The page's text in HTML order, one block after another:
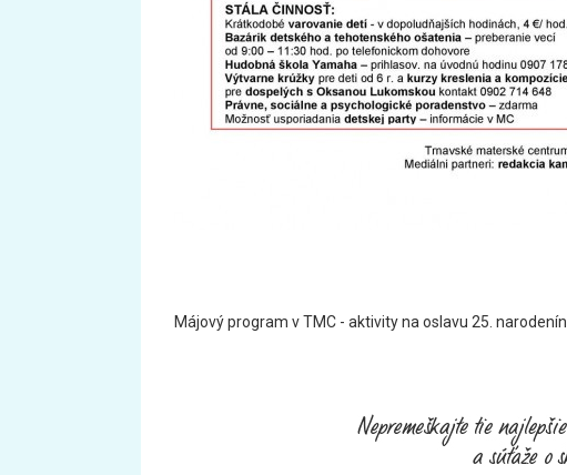
Májový program v TMC - aktivity na oslavu 25. narodenín